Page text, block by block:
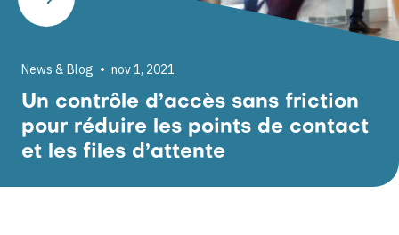
News & Blog nov 1, 2021
Un contrôle d’accès sans friction
pour réduire les points de contact
et les files d’attente